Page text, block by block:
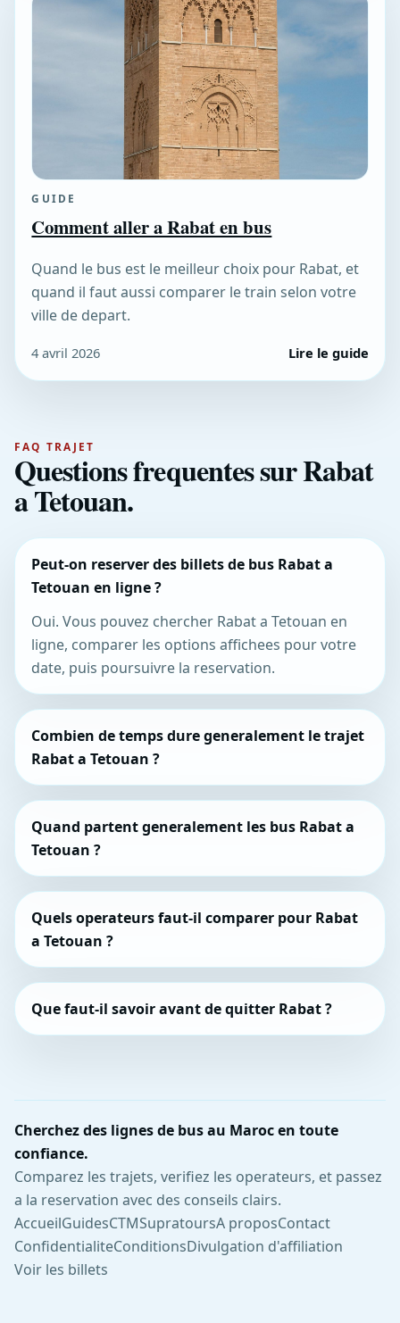
GUIDE
Comment aller a Rabat en bus
Quand le bus est le meilleur choix pour Rabat, et
quand il faut aussi comparer le train selon votre
ville de depart.
4 avril 2026 Lire le guide
FAQ TRAJET
Questions frequentes sur Rabat
a Tetouan.
Peut-on reserver des billets de bus Rabat a
Tetouan en ligne ?
Oui. Vous pouvez chercher Rabat a Tetouan en
ligne, comparer les options affichees pour votre
date, puis poursuivre la reservation.
Combien de temps dure generalement le trajet
Rabat a Tetouan ?
Quand partent generalement les bus Rabat a
Tetouan ?
Quels operateurs faut-il comparer pour Rabat
a Tetouan ?
Que faut-il savoir avant de quitter Rabat ?
Cherchez des lignes de bus au Maroc en toute
confiance.
Comparez les trajets, verifiez les operateurs, et passez
a la reservation avec des conseils clairs.
AccueilGuidesCTMSupratoursA proposContact
ConfidentialiteConditionsDivulgation d'affiliation
Voir les billets